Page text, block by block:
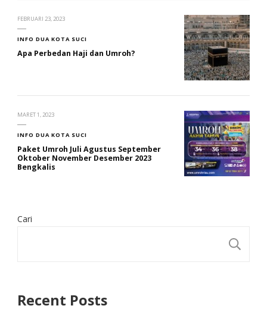
FEBRUARI 23, 2023
INFO DUA KOTA SUCI
Apa Perbedan Haji dan Umroh?
MARET 1, 2023
INFO DUA KOTA SUCI
Paket Umroh Juli Agustus September
Oktober November Desember 2023
Bengkalis
Cari
Recent Posts